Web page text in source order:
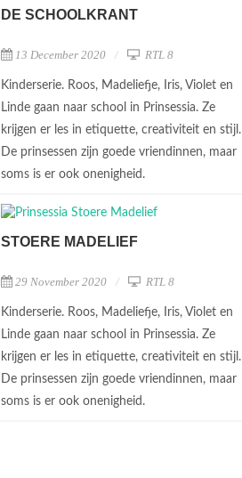
DE SCHOOLKRANT
13 December 2020 RTL 8
Kinderserie. Roos, Madeliefje, Iris, Violet en
Linde gaan naar school in Prinsessia. Ze
krijgen er les in etiquette, creativiteit en stijl.
De prinsessen zijn goede vriendinnen, maar
soms is er ook onenigheid.
STOERE MADELIEF
29 November 2020 RTL 8
Kinderserie. Roos, Madeliefje, Iris, Violet en
Linde gaan naar school in Prinsessia. Ze
krijgen er les in etiquette, creativiteit en stijl.
De prinsessen zijn goede vriendinnen, maar
soms is er ook onenigheid.